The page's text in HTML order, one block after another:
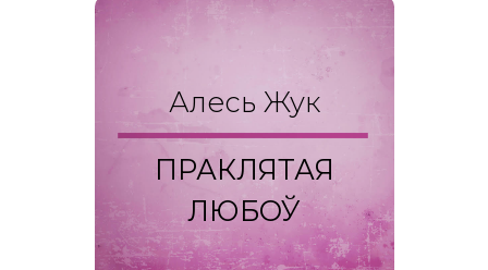
Алесь Жук
ПРАКЛЯТАЯ
ЛЮБОЎ